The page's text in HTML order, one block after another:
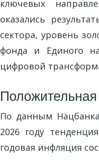
ключевых
оказались
сектора, уровень
фонда и Единого
цифровой
По данным
2026 году
годовая инфляция